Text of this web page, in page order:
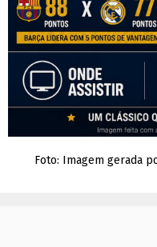
Foto: Imagem gerada